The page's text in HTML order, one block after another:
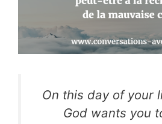
On this day of your
God wants you